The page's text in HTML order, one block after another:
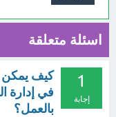
اسئلة متعلقة
1
إجابة
في إدارة
بالعمل؟